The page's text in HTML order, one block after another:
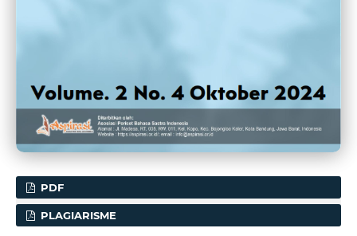
PDF
PLAGIARISME